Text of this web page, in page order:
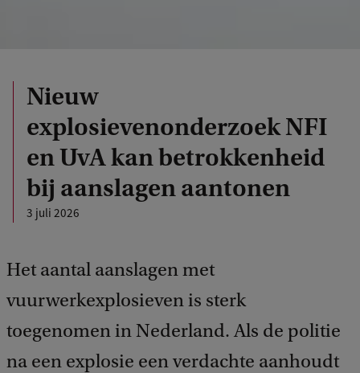
Nieuw
explosievenonderzoek NFI
en UvA kan betrokkenheid
bij aanslagen aantonen
3 juli 2026
Het aantal aanslagen met
vuurwerkexplosieven is sterk
toegenomen in Nederland. Als de politie
na een explosie een verdachte aanhoudt